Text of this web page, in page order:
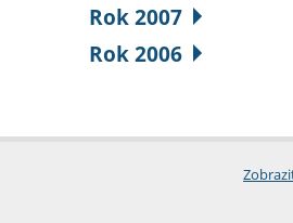
Rok 2007
Rok 2006